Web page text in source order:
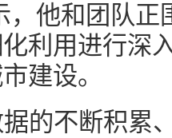
，他和团队
利用进行深
建设。
的不断积累